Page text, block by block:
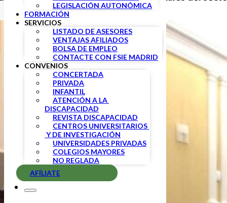
LEGISLACIÓN AUTONÓMICA
FORMACIÓN
SERVICIOS
LISTADO DE ASESORES
VENTAJAS AFILIADOS
BOLSA DE EMPLEO
CONTACTE CON FSIE MADRID
CONVENIOS
CONCERTADA
PRIVADA
INFANTIL
ATENCIÓN A LA
DISCAPACIDAD
REVISTA DISCAPACIDAD
CENTROS UNIVERSITARIOS
Y DE INVESTIGACIÓN
UNIVERSIDADES PRIVADAS
COLEGIOS MAYORES
NO REGLADA
AFÍLIATE